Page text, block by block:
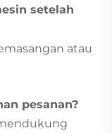
setelah
atau
pesanan?